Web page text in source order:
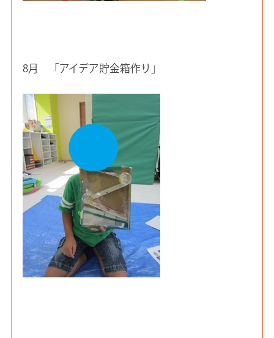
8月 「アイデア貯金箱作り」